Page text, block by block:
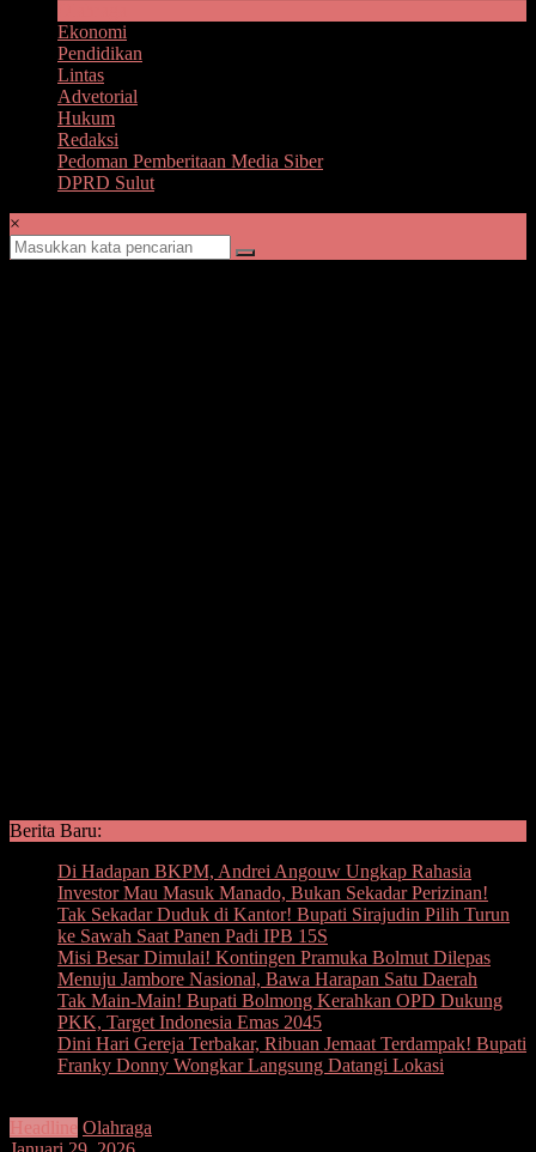
Ekonomi
Pendidikan
Lintas
Advetorial
Hukum
Redaksi
Pedoman Pemberitaan Media Siber
DPRD Sulut
×
Berita Baru:
Di Hadapan BKPM, Andrei Angouw Ungkap Rahasia
Investor Mau Masuk Manado, Bukan Sekadar Perizinan!
Tak Sekadar Duduk di Kantor! Bupati Sirajudin Pilih Turun
ke Sawah Saat Panen Padi IPB 15S
Misi Besar Dimulai! Kontingen Pramuka Bolmut Dilepas
Menuju Jambore Nasional, Bawa Harapan Satu Daerah
Tak Main-Main! Bupati Bolmong Kerahkan OPD Dukung
PKK, Target Indonesia Emas 2045
Dini Hari Gereja Terbakar, Ribuan Jemaat Terdampak! Bupati
Franky Donny Wongkar Langsung Datangi Lokasi
Headline Olahraga